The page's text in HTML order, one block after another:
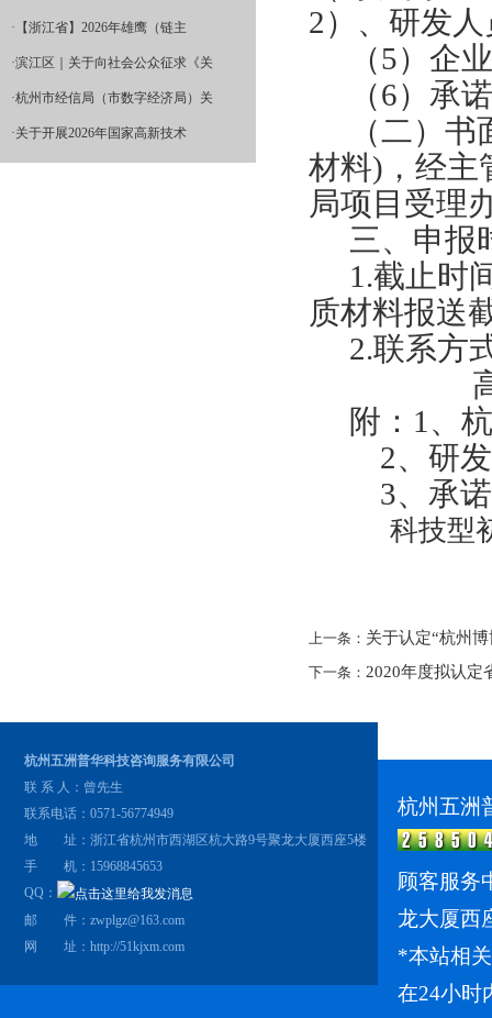
· 【浙江省】2026年雄鹰（链主
·滨江区｜关于向社会公众征求《关
·杭州市经信局（市数字经济局）关
·关于开展2026年国家高新技术
2）、研发
（5）企
（6）承
（二）
材料)，经主
局项目受理
三、申报
1.截止时
质材料报送
2.联系方
附：1、
2、研
3、承
科技型
上一条： 关于认定“杭州
下一条： 2020年度拟认定
杭州五洲普华科技咨询服务有限公司
联 系 人：曾先生
联系电话：0571-56774949
地 址：浙江省杭州市西湖区杭大路9号聚龙大厦西座5楼
手 机：15968845653
QQ：
邮 件：zwplgz@163.com
网 址： http://51kjxm.com
杭州五洲
顾客服务
龙大厦西
*本站相
在24小时